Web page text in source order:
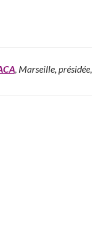
, Marseille, présidée,